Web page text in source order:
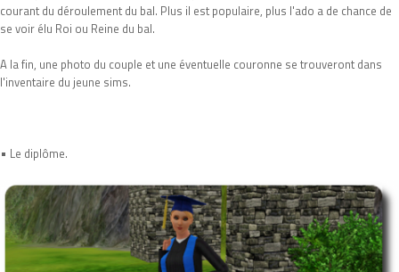
courant du déroulement du bal. Plus il est populaire, plus l'ado a de chance de
se voir élu Roi ou Reine du bal.
A la fin, une photo du couple et une éventuelle couronne se trouveront dans
l'inventaire du jeune sims.
• Le diplôme.